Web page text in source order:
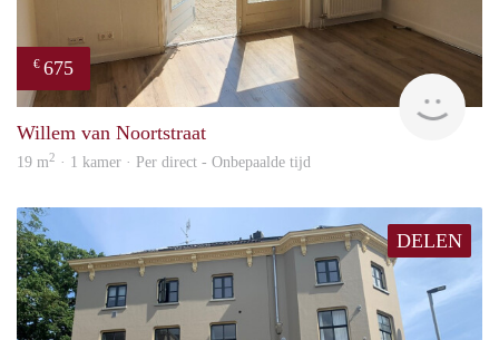
€ 675
Willem van Noortstraat
19 m2 · 1 kamer · Per direct - Onbepaalde tijd
DELEN